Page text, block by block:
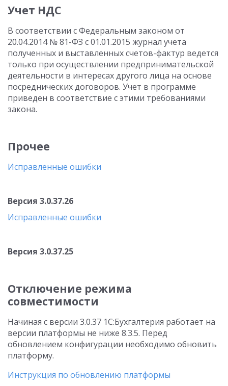
Учет НДС
В соответствии с Федеральным законом от
20.04.2014 № 81-ФЗ с 01.01.2015 журнал учета
полученных и выставленных счетов-фактур ведется
только при осуществлении предпринимательской
деятельности в интересах другого лица на основе
посреднических договоров. Учет в программе
приведен в соответствие с этими требованиями
закона.
Прочее
Исправленные ошибки
Версия 3.0.37.26
Исправленные ошибки
Версия 3.0.37.25
Отключение режима
совместимости
Начиная с версии 3.0.37 1С:Бухгалтерия работает на
версии платформы не ниже 8.3.5. Перед
обновлением конфигурации необходимо обновить
платформу.
Инструкция по обновлению платформы